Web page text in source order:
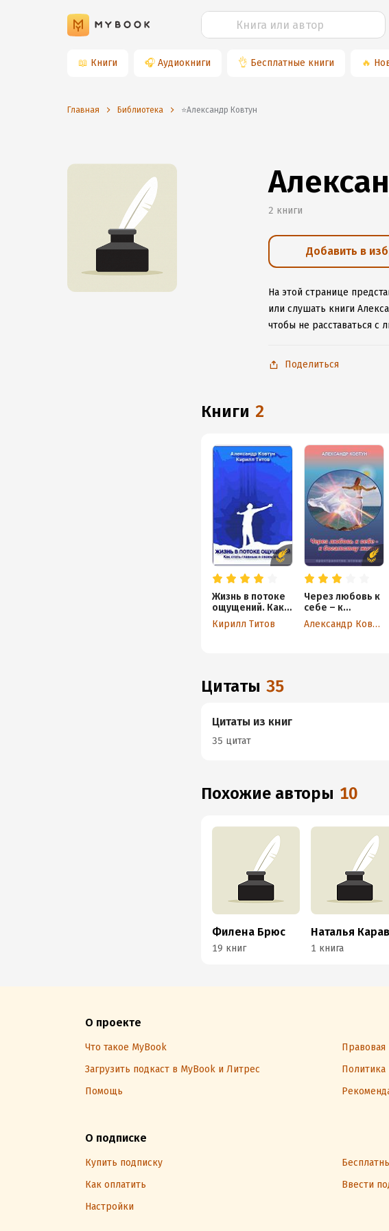
📖 Книги 🎧 Аудиокниги 👌 Бесплатные книги 🔥
Главная Библиотека ⭐️Александр Ковтун
2 книги
Добавить в
На этой странице
или слушать книги
чтобы не расставаться
Поделиться
книги 2
Жизнь в потоке
ощущений. Как
стать главным в
своем мире?
Кирилл Титов
Через любовь к
себе – к
богатству жизни!Александр Ковтун
Цитаты 35
Цитаты из книг
35 цитат
Похожие авторы 10
Филена Брюс
19 книг 1 книга
О проекте
Что такое MyBook
Загрузить подкаст в MyBook и Литрес
Политика
Помощь
О подписке
Купить подписку
Как оплатить
Ввести
Настройки